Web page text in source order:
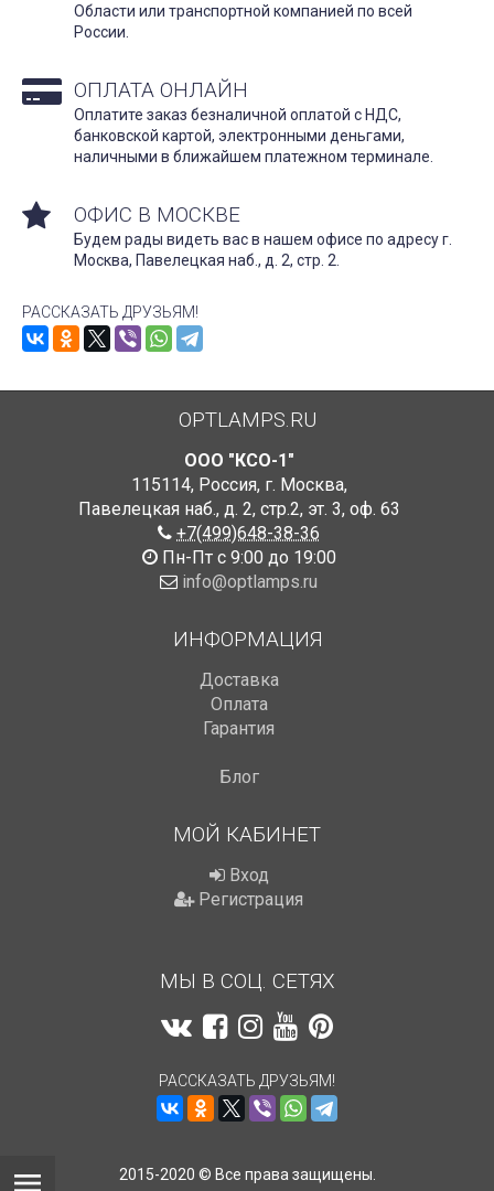
Области или транспортной компанией по всей
России.
ОПЛАТА ОНЛАЙН
Оплатите заказ безналичной оплатой с НДС,
банковской картой, электронными деньгами,
наличными в ближайшем платежном терминале.
ОФИС В МОСКВЕ
Будем рады видеть вас в нашем офисе по адресу г.
Москва, Павелецкая наб., д. 2, стр. 2.
РАССКАЗАТЬ ДРУЗЬЯМ!
OPTLAMPS.RU
ООО "КСО-1"
115114, Россия, г. Москва,
Павелецкая наб., д. 2, стр.2, эт. 3, оф. 63
+7(499)648-38-36
Пн-Пт с 9:00 до 19:00
info@optlamps.ru
ИНФОРМАЦИЯ
Доставка
Оплата
Гарантия
Блог
МОЙ КАБИНЕТ
Вход
Регистрация
МЫ В СОЦ. СЕТЯХ
РАССКАЗАТЬ ДРУЗЬЯМ!
2015-2020 © Все права защищены.